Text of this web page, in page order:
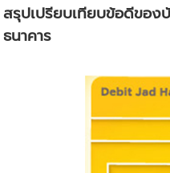
สรุปเปรียบเทียบข้อดีของ
ธนาคาร